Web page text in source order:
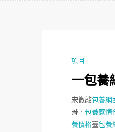
項目
一包養
宋微敲包養網
骨， 包養感情
養價格臺包養